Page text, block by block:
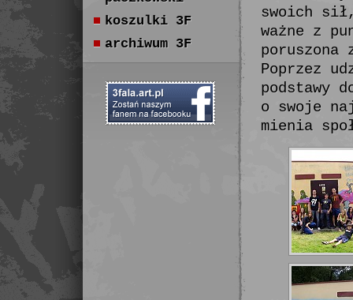
swoich
ważne z
poruszona
Poprzez
podstawy
o swoje
mienia
koszulki 3F
archiwum 3F